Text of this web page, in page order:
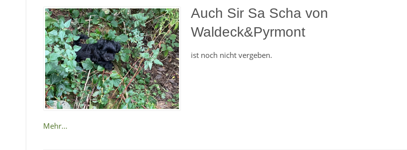
Auch Sir Sa Scha von
Waldeck&Pyrmont
ist noch nicht vergeben.
Mehr...